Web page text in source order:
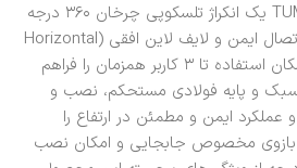
پایه اتصال متحرک TUMBLER یک انکراژ تلسکوپی چرخان ۳۶۰ درجه
است که برای ایجاد نقطه اتصال ایمن و لایف لاین افقی (Horizontal
Lifeline) طراحی شده و امکان استفاده تا ۳ کاربر همزمان را فراهم
سبک و پایه فولادی مستحکم، نصب و
عملکرد ایمن و مطمئن در ارتفاع را
مخصوص جابجایی و امکان نصب